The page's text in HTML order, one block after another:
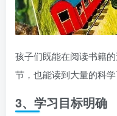
孩子们既能在阅读书籍
节，也能读到大量的科
3、学习目标明确